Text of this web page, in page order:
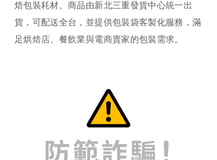
焙包裝耗材。商品由新北三重發貨中心統一出
貨，可配送全台，並提供包裝袋客製化服務，滿
足烘焙店、餐飲業與電商賣家的包裝需求。